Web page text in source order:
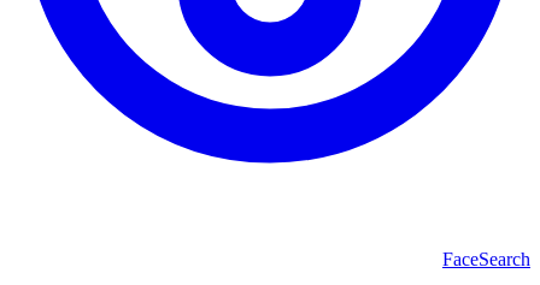
FaceSearch